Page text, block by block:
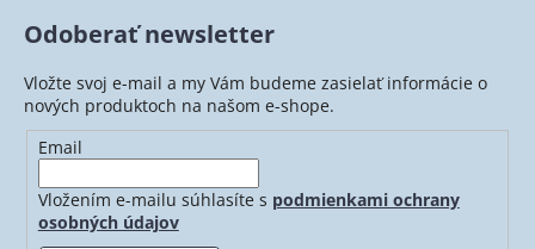
Odoberať newsletter
Vložte svoj e-mail a my Vám budeme zasielať informácie o
nových produktoch na našom e-shope.
Email
Vložením e-mailu súhlasíte s podmienkami ochrany
osobných údajov